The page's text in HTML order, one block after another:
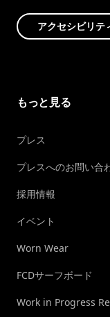
アクセシビリテ
もっと見る
プレス
プレスへのお問い合
採用情報
イベント
Worn Wear
FCDサーフボード
Work in Progress